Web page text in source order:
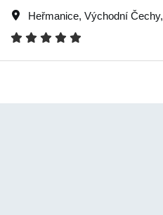
Heřmanice, Východní Čechy,